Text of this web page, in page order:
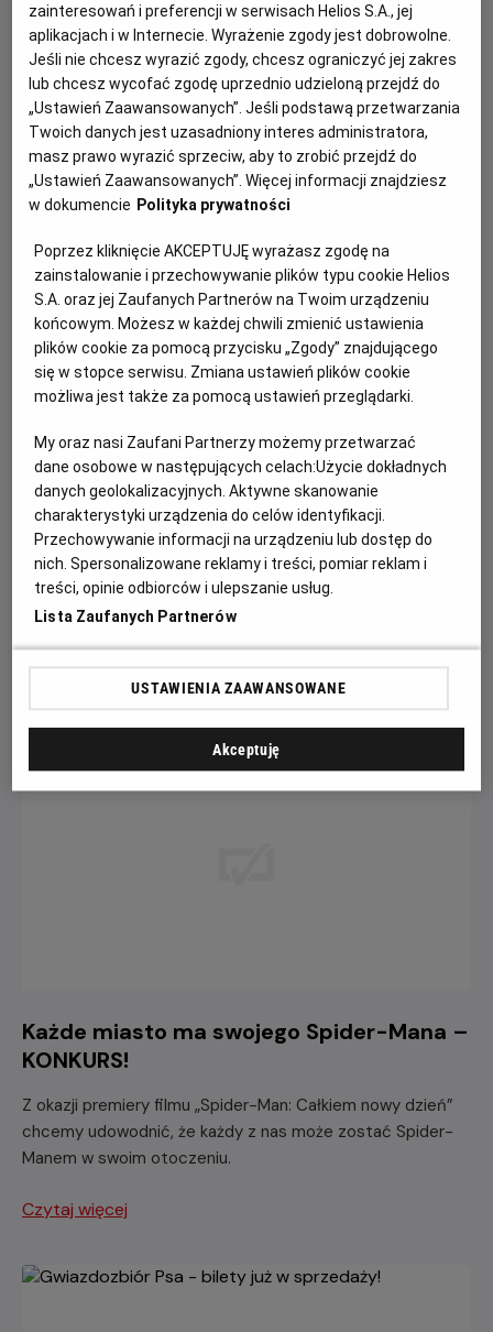
Sala Dream już wkrótce w naszym kinie!
Czy marzyliście kiedyś, by oglądać film w kinie, leżąc jak na
wygodnej kanapie?
Czytaj więcej
Psi Patrol i dinozaury - nie przegap!
Dołącz do dzielnych bohaterów Psiego Patrolu w ich
największej misji ratunkowej w historii.
Każde miasto ma swojego Spider-Mana –
KONKURS!
Z okazji premiery filmu „Spider-Man: Całkiem nowy dzień”
chcemy udowodnić, że każdy z nas może zostać Spider-
Manem w swoim otoczeniu.
Czytaj więcej
zainteresowań i preferencji w serwisach Helios S.A., jej
aplikacjach i w Internecie. Wyrażenie zgody jest dobrowolne.
Jeśli nie chcesz wyrazić zgody, chcesz ograniczyć jej zakres
lub chcesz wycofać zgodę uprzednio udzieloną przejdź do
„Ustawień Zaawansowanych”. Jeśli podstawą przetwarzania
Twoich danych jest uzasadniony interes administratora,
masz prawo wyrazić sprzeciw, aby to zrobić przejdź do
„Ustawień Zaawansowanych”. Więcej informacji znajdziesz
w dokumencie Polityka prywatności
Poprzez kliknięcie AKCEPTUJĘ wyrażasz zgodę na
zainstalowanie i przechowywanie plików typu cookie Helios
S.A. oraz jej Zaufanych Partnerów na Twoim urządzeniu
końcowym. Możesz w każdej chwili zmienić ustawienia
plików cookie za pomocą przycisku „Zgody” znajdującego
się w stopce serwisu. Zmiana ustawień plików cookie
możliwa jest także za pomocą ustawień przeglądarki.
My oraz nasi Zaufani Partnerzy możemy przetwarzać
dane osobowe w następujących celach:Użycie dokładnych
danych geolokalizacyjnych. Aktywne skanowanie
charakterystyki urządzenia do celów identyfikacji.
Przechowywanie informacji na urządzeniu lub dostęp do
nich. Spersonalizowane reklamy i treści, pomiar reklam i
treści, opinie odbiorców i ulepszanie usług.
Lista Zaufanych Partnerów
USTAWIENIA ZAAWANSOWANE
Akceptuję